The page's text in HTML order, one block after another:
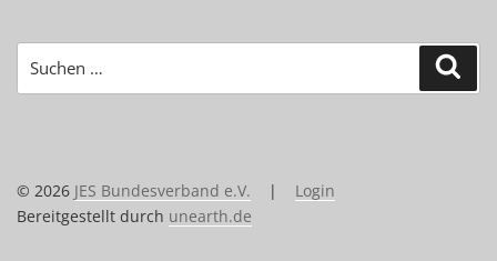
nach:
© 2026 JES Bundesverband e.V. | Login
Bereitgestellt durch unearth.de